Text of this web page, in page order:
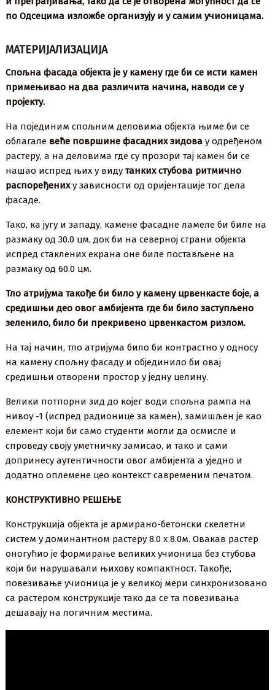
по Одсецима изложбе организују и у самим учионицама.
МАТЕРИЈАЛИЗАЦИЈА
Спољна фасада објекта је у камену где би се исти камен
примењивао на два различита начина, наводи се у
пројекту.
На појединим спољним деловима објекта њиме би се
облагале веће површине фасадних зидова у одређеном
растеру, а на деловима где су прозори тај камен би се
нашао испред њих у видутанких стубова ритмично
распоређениху зависности од оријентације тог дела
фасаде.
Тако, ка југу и западу, камене фасадне ламеле би биле на
размаку од 30.0 цм, док би на северној страни објекта
испред стаклених екрана оне биле постављене на
размаку од 60.0 цм.
Тло атријума такође би било у камену црвенкасте боје, а
средишњи део овог амбијента где би било заступљено
зеленило, било би прекривено црвенкастом ризлом.
На тај начин, тло атријума било би контрастно у односу
на камену спољну фасаду и објединило би овај
средишњи отворени простор у једну целину.
Велики потпорни зид до којег води спољна рампа на
нивоу -1 (испред радионице за камен), замишљен је као
елемент који би само студенти могли да осмисле и
спроведу своју уметничку замисао, и тако и сами
допринесу аутентичности овог амбијента а уједно и
додатно оплемене цео контекст савременим печатом.
КОНСТРУКТИВНО РЕШЕЊЕ
Конструкција објекта је армирано-бетонски скелетни
систем у доминантном растеру 8.0 x 8.0м. Овакав растер
оногућио је формирање великих учионица без стубова
који би нарушавали њихову компактност. Такође,
повезивање учионица је у великој мери синхронизовано
са растером конструкције тако да се та повезивања
дешавају на логичним местима.